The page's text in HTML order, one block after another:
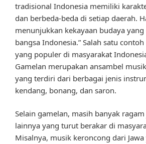
tradisional Indonesia memiliki
dan berbeda-beda di setiap daerah.
menunjukkan kekayaan budaya
bangsa Indonesia.” Salah satu
yang populer di masyarakat
Gamelan merupakan ansambel
yang terdiri dari berbagai jenis
kendang, bonang, dan saron.
Selain gamelan, masih banyak
lainnya yang turut berakar di
Misalnya, musik keroncong dari